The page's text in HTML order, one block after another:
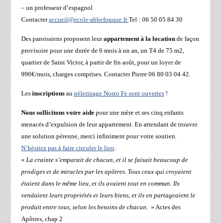
– un professeur d’espagnol
Contacteraccueil@ecole-abbefouque.frTel : 06 50 05 84 30
Des paroissiens proposent leurappartement à la locationde façon
provisoire pour une durée de 6 mois à un an, un T4 de 75 m2,
quartier de Saint Victor, à partir de fin août, pour un loyer de
990€/mois, charges comprises. Contacter Pierre 06 80 03 04 42.
Lesinscriptionsau pèlerinage Nosto Fe sont ouvertes!
Nous sollicitons votre aidepour une mère et ses cinq enfants
menacés d’expulsion de leur appartement. En attendant de trouver
une solution pérenne, merci infiniment pour votre soutien.
N’hésitez pas à faire circuler le lien.
« La crainte s’emparait de chacun, et il se faisait beaucoup de
prodiges et de miracles par les apôtres. Tous ceux qui croyaient
étaient dans le même lieu, et ils avaient tout en commun. Ils
vendaient leurs propriétés et leurs biens, et ils en partageaient le
produit entre tous, selon les besoins de chacun. » Actes des
Apôtres, chap 2